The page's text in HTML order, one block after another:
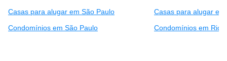
Casas para alugar em São Paulo
Condomínios em São Paulo
Casas para alugar
Condomínios em Rio